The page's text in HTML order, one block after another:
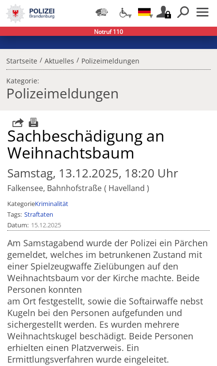
Startseite / Aktuelles / Polizeimeldungen
Kategorie:
Polizeimeldungen
Sachbeschädigung an
Weihnachtsbaum
Samstag, 13.12.2025, 18:20 Uhr
Falkensee, Bahnhofstraße Havelland
KategorieKriminalität
Tags Straftaten
Datum 15.12.2025
Am Samstagabend wurde der Polizei ein Pärchen
gemeldet, welches im betrunkenen Zustand mit
einer Spielzeugwaffe Zielübungen auf den
Weihnachtsbaum vor der Kirche machte. Beide
Personen konnten
am Ort festgestellt, sowie die Softairwaffe nebst
Kugeln bei den Personen aufgefunden und
sichergestellt werden. Es wurden mehrere
Weihnachtskugel beschädigt. Beide Personen
erhielten einen Platzverweis. Ein
Ermittlungsverfahren wurde eingeleitet.
Notruf 110